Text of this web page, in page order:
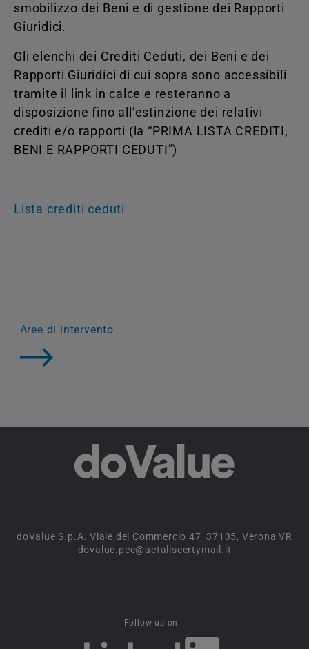
smobilizzo dei Beni e di gestione dei Rapporti
Giuridici.
Gli elenchi dei Crediti Ceduti, dei Beni e dei
Rapporti Giuridici di cui sopra sono accessibili
tramite il link in calce e resteranno a
disposizione fino all’estinzione dei relativi
crediti e/o rapporti (la “PRIMA LISTA CREDITI,
BENI E RAPPORTI CEDUTI”)
Lista crediti ceduti
Aree di intervento
doValue S.p.A. Viale del Commercio 47 37135, Verona VR
dovalue.pec@actaliscertymail.it
Follow us on